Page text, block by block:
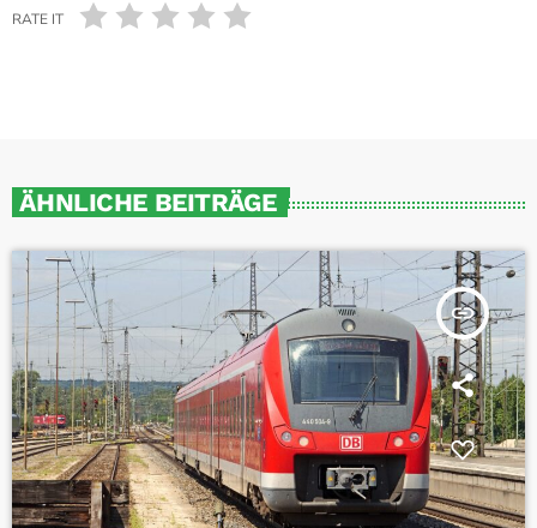
RATE IT
ÄHNLICHE BEITRÄGE
insert_link